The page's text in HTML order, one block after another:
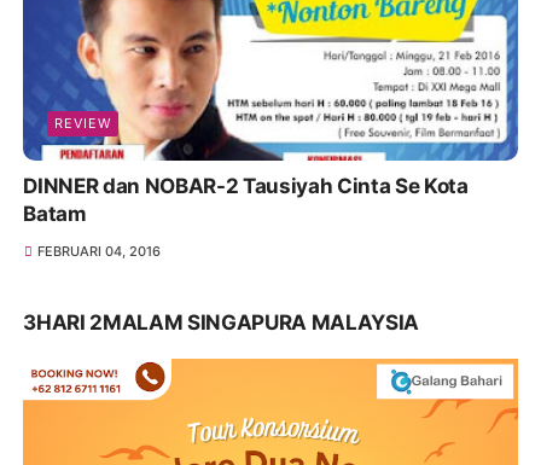
REVIEW
DINNER dan NOBAR-2 Tausiyah Cinta Se Kota
Batam
FEBRUARI 04, 2016
3HARI 2MALAM SINGAPURA MALAYSIA